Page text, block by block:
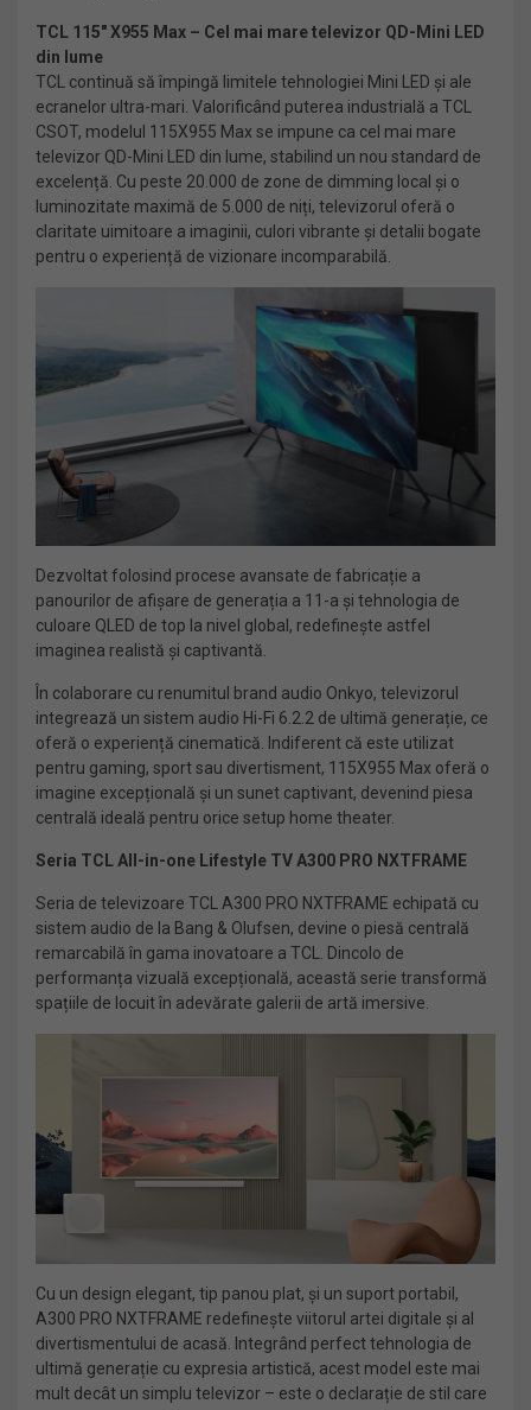
TCL 115″ X955 Max – Cel mai mare televizor QD-Mini LED
din lume
TCL continuă să împingă limitele tehnologiei Mini LED și ale
ecranelor ultra-mari. Valorificând puterea industrială a TCL
CSOT, modelul 115X955 Max se impune ca cel mai mare
televizor QD-Mini LED din lume, stabilind un nou standard de
excelență. Cu peste 20.000 de zone de dimming local și o
luminozitate maximă de 5.000 de niți, televizorul oferă o
claritate uimitoare a imaginii, culori vibrante și detalii bogate
pentru o experiență de vizionare incomparabilă.
Dezvoltat folosind procese avansate de fabricație a
panourilor de afișare de generația a 11-a și tehnologia de
culoare QLED de top la nivel global, redefinește astfel
imaginea realistă și captivantă.
În colaborare cu renumitul brand audio Onkyo, televizorul
integrează un sistem audio Hi-Fi 6.2.2 de ultimă generație, ce
oferă o experiență cinematică. Indiferent că este utilizat
pentru gaming, sport sau divertisment, 115X955 Max oferă o
imagine excepțională și un sunet captivant, devenind piesa
centrală ideală pentru orice setup home theater.
Seria TCL All-in-one Lifestyle TV A300 PRO NXTFRAME
Seria de televizoare TCL A300 PRO NXTFRAME echipată cu
sistem audio de la Bang & Olufsen, devine o piesă centrală
remarcabilă în gama inovatoare a TCL. Dincolo de
performanța vizuală excepțională, această serie transformă
spațiile de locuit în adevărate galerii de artă imersive.
Cu un design elegant, tip panou plat, și un suport portabil,
A300 PRO NXTFRAME redefinește viitorul artei digitale și al
divertismentului de acasă. Integrând perfect tehnologia de
ultimă generație cu expresia artistică, acest model este mai
mult decât un simplu televizor – este o declarație de stil care